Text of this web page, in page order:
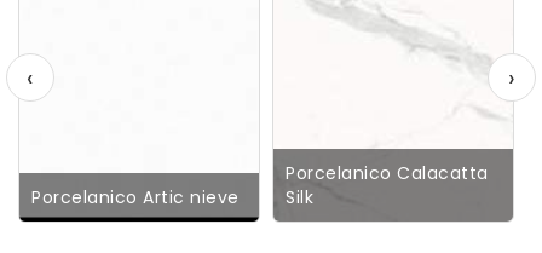
Porcelanico Artic nieve
Porcelanico Calacatta
Silk
‹ ›